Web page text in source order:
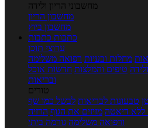
מחשבוני הריון ולידה
מחשבון הריון
מחשבון ביוץ
כתבות כתבות
ערוצי תוכן
מחלות ובעיות רפואה משלימה
טיפים והמלצות חדשות אוכל
ובריאות
טורים
טבעונות לבריאות לבשל כמו שף
ללא דיאטה מזיזים את הגוף הרזיה
ורפואה משלימה גורמה ביתי